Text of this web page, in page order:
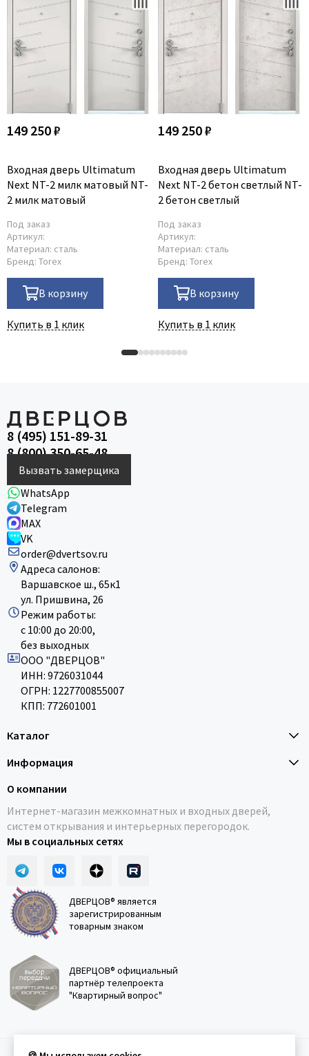
149 250 ₽
Входная дверь Ultimatum
Next NT-2 милк матовый NT-
2 милк матовый
Под заказ
Артикул:
Материал: сталь
Бренд: Torex
В корзину
Купить в 1 клик
149 250 ₽
Входная дверь Ultimatum
Next NT-2 бетон светлый NT-
2 бетон светлый
Под заказ
Артикул:
Материал: сталь
Бренд: Torex
В корзину
Купить в 1 клик
8 (495) 151-89-31
8 (800) 350-65-48
Вызвать замерщика
WhatsApp
Telegram
MAX
VK
order@dvertsov.ru
Адреса салонов:
Варшавское ш., 65к1
ул. Пришвина, 26
Режим работы:
с 10:00 до 20:00,
без выходных
ООО "ДВЕРЦОВ"
ИНН: 9726031044
ОГРН: 1227700855007
КПП: 772601001
Каталог
Информация
О компании
Интернет-магазин межкомнатных и входных дверей,
систем открывания и интерьерных перегородок.
Мы в социальных сетях
ДВЕРЦОВ® является
зарегистрированным
товарным знаком
ДВЕРЦОВ® официальный
партнёр телепроекта
"Квартирный вопрос"